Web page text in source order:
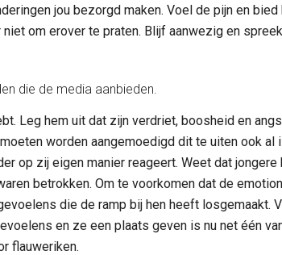
jou bezorgd maken. Voel de pijn en bied
om erover te praten. Blijf aanwezig en
die de media aanbieden.
Leg hem uit dat zijn verdriet, boosheid en
worden aangemoedigd dit te uiten ook al
op zij eigen manier reageert. Weet dat
betrokken. Om te voorkomen dat de
die de ramp bij hen heeft losgemaakt.
en ze een plaats geven is nu net één
flauweriken.